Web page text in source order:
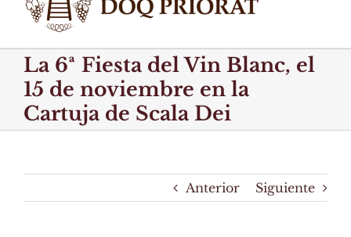
La 6ª Fiesta del Vin Blanc, el
15 de noviembre en la
Cartuja de Scala Dei
Anterior Siguiente